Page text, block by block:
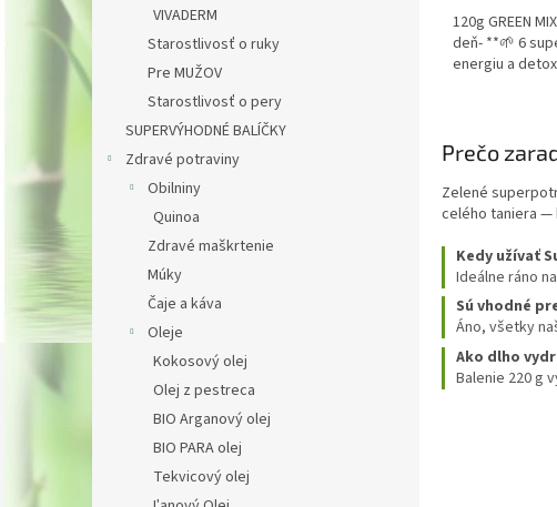
VIVADERM
Starostlivosť o ruky
Pre MUŽOV
Starostlivosť o pery
SUPERVÝHODNÉ BALÍČKY
Zdravé potraviny
Obilniny
Quinoa
Zdravé maškrtenie
Múky
Čaje a káva
Oleje
Kokosový olej
Olej z pestreca
BIO Arganový olej
BIO PARA olej
Tekvicový olej
z
5
hviezdičiek.
120g GREEN
deň- **🌱 6
energiu a
Prečo
Zelené
celého taniera —
Kedy užívať
Ideálne ráno
Sú vhodné
Áno, všetky
Ako dlho
Balenie 220 g